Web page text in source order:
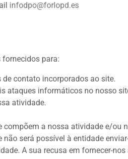
infodpo@forlopd.es
para:
contato incorporados ao site.
ataques informáticos no nosso
atividade.
a nossa atividade e/ou
será possível à entidade
A sua recusa em fornecer-